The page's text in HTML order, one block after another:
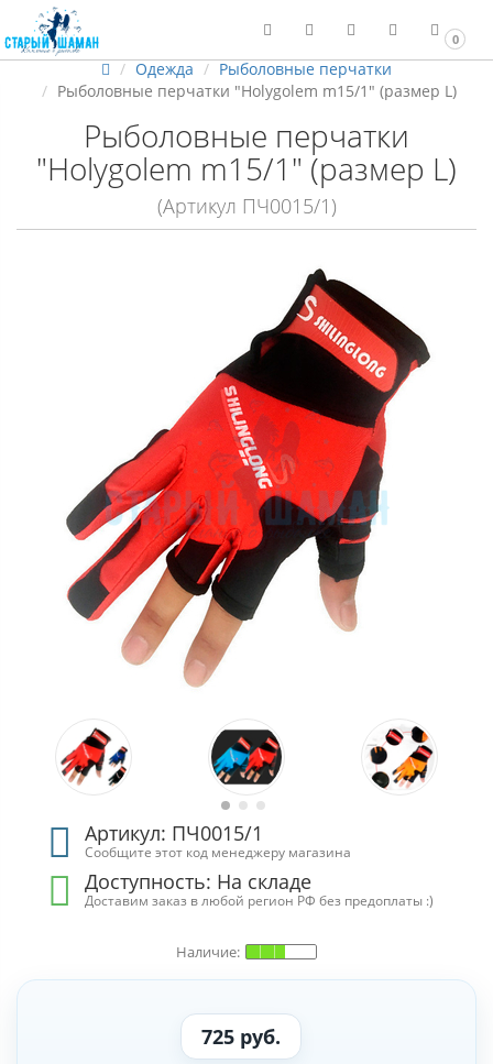
0
Одежда
Рыболовные перчатки
Рыболовные перчатки "Holygolem m15/1" (размер L)
Рыболовные перчатки
"Holygolem m15/1" (размер L)
(Артикул ПЧ0015/1)
Артикул: ПЧ0015/1
Сообщите этот код менеджеру магазина
Доступность: На складе
Доставим заказ в любой регион РФ без предоплаты :)
725 руб.